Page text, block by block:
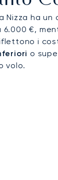
Nizza ha
€,
i
o
volo.